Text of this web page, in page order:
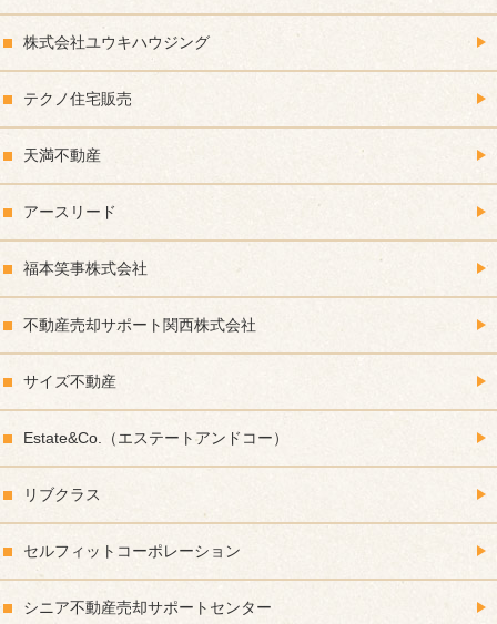
株式会社ユウキハウジング
テクノ住宅販売
天満不動産
アースリード
福本笑事株式会社
不動産売却サポート関西株式会社
サイズ不動産
Estate&Co.（エステートアンドコー）
リブクラス
セルフィットコーポレーション
シニア不動産売却サポートセンター